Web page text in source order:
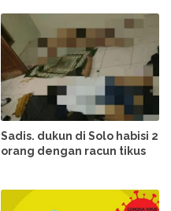
Sadis. dukun di Solo habisi 2
orang dengan racun tikus